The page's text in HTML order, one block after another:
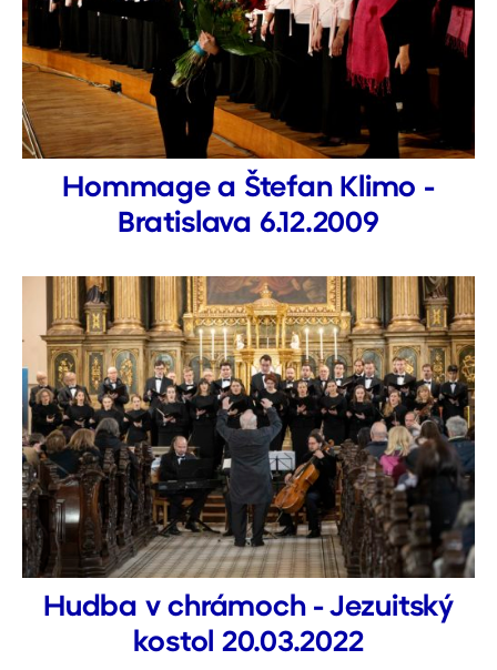
Hommage a Štefan Klimo -
Bratislava 6.12.2009
Hudba v chrámoch - Jezuitský
kostol 20.03.2022